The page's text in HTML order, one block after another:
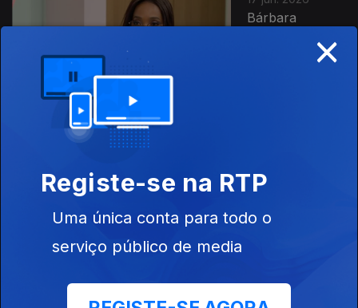
Bárbara
16 jun. 2026
Dia da Criança
Africana
Ep. 96
×
Registe-se na RTP
Uma única conta para todo o
serviço público de media